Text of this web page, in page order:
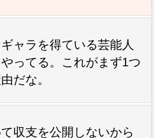
ャラを得ている芸能人
ってる。これがまず1つ
だな。
収支を公開しないから